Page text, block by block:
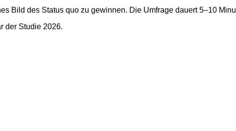
Bild des Status quo zu gewinnen. Die Umfrage dauert 5–10
der Studie 2026.